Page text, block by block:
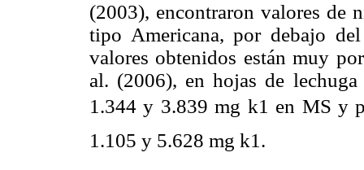
(2003), encontraron valores de
tipo Americana, por debajo
valores obtenidos están muy
al. (2006), en hojas de
1.344 y 3.839 mg k1 en MS y
1.105 y 5.628 mg k1.